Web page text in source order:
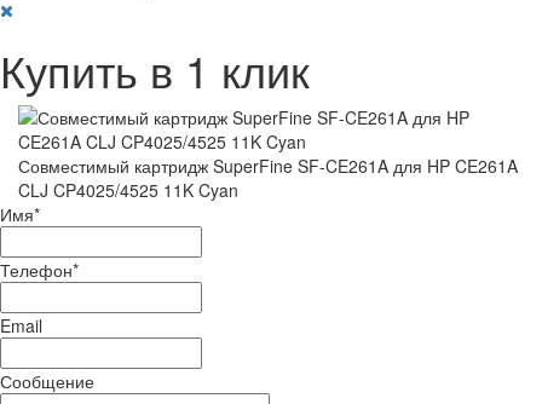
Купить в 1 клик
Совместимый картридж SuperFine SF-CE261A для HP CE261A
CLJ CP4025/4525 11K Cyan
Имя*
Телефон*
Email
Сообщение